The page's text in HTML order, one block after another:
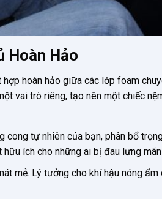
Hoàn Hảo
hợp hoàn hảo giữa các lớp foam
vai trò riêng, tạo nên một chiếc
cong tự nhiên của bạn, phân bổ
ích cho những ai bị đau lưng
mẻ. Lý tưởng cho khí hậu nóng ẩm